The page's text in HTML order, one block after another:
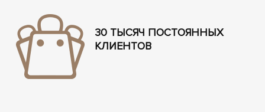
30 ТЫСЯЧ ПОСТОЯННЫХ
КЛИЕНТОВ